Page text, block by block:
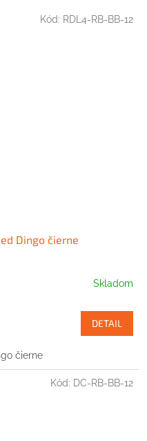
Dingo čierne
Skladom
DETAIL
čierne
Kód: RDL4-RB-BB-12
Kód: DC-RB-BB-12